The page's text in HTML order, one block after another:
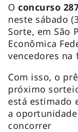
Oconcurso
neste sábado
Sorte, em São
Econômica
vencedores
Com isso, o
próximo
está estimado
a
concorrer